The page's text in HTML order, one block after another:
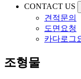
CONTACT US
견적문의
도면요청
카다로그
조형물